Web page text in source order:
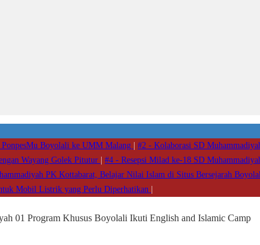
Boyolali ke UMM Malang #2 - Kolaborasi SD
Wayang Golek Pitutur
#4 - Resepsi Milad ke-18 SD
PK Kottabarat, Belajar Nilai Islam di Situs Bersejarah
Mobil Listrik yang Perlu Diperhatikan
01 Program Khusus Boyolali Ikuti English and Islamic Camp